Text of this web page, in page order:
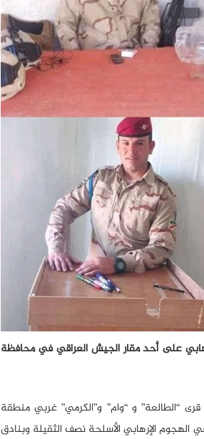
تنظيم داعش الإرهابي على أحد مقار الجيش العراقي في محافظة
“الطالعة” و “وام” و”الكرمي” غربي منطقة
وقد استخدم في الهجوم الإرهابي الأسلحة نصف الثقيلة وبنادق